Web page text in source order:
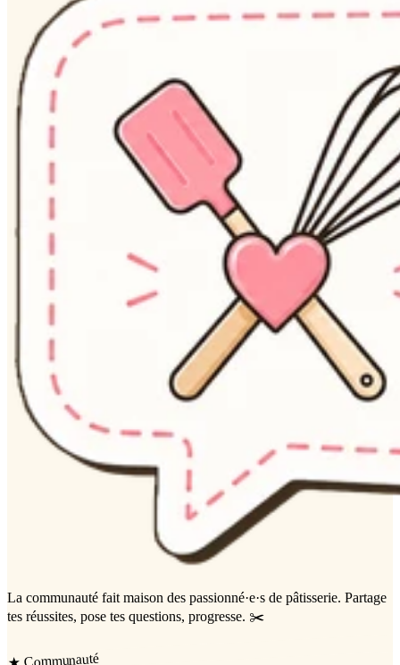
La communauté fait maison des passionné·e·s de pâtisserie. Partage
tes réussites, pose tes questions, progresse. ✂️
Communauté